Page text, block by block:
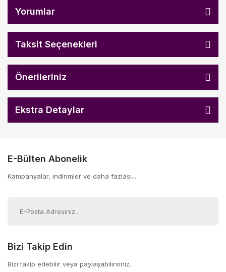
Yorumlar
Taksit Seçenekleri
Önerileriniz
Ekstra Detaylar
E-Bülten Abonelik
Kampanyalar, indirimler ve daha fazlası...
Bizi Takip Edin
Bizi takip edebilir veya paylaşabilirsiniz.